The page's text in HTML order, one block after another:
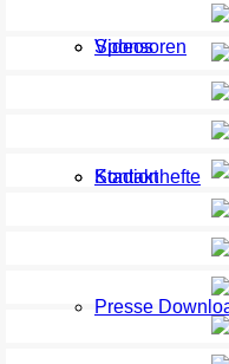
Sponsoren
Kontakt
Videos
Stadionhefte
Presse